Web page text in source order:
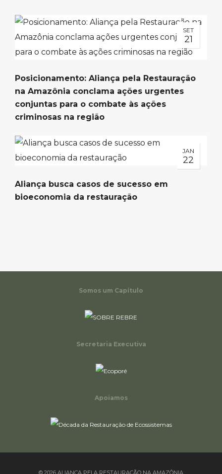
SET
21
Posicionamento: Aliança pela Restauração
na Amazônia conclama ações urgentes
conjuntas para o combate às ações
criminosas na região
JAN
22
Aliança busca casos de sucesso em
bioeconomia da restauração
Somos um Capítulo
Secretaria Executiva
Apoiamos
© 2026 ALIANÇA PELA RESTAURAÇÃO NA AMAZÔNIA